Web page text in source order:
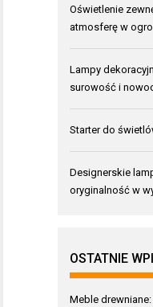
Oświetlenie
atmosferę w
Lampy
surowość i
Starter do
Designerskie
oryginalność w
OSTATNIE
Meble